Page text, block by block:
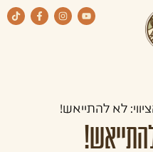
לא להתייאש!